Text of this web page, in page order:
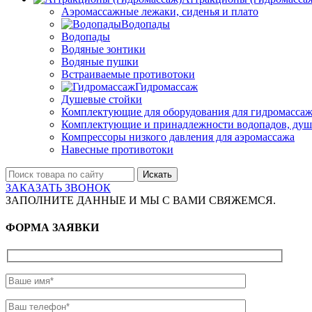
Аэромассажные лежаки, сиденья и плато
Водопады
Водопады
Водяные зонтики
Водяные пушки
Встраиваемые противотоки
Гидромассаж
Душевые стойки
Комплектующие для оборудования для
Комплектующие и принадлежности водопадов,
Компрессоры низкого давления для аэромассажа
Навесные противотоки
Искать
ЗАКАЗАТЬ ЗВОНОК
ЗАПОЛНИТЕ ДАННЫЕ И МЫ С ВАМИ СВЯЖЕМСЯ.
ФОРМА ЗАЯВКИ